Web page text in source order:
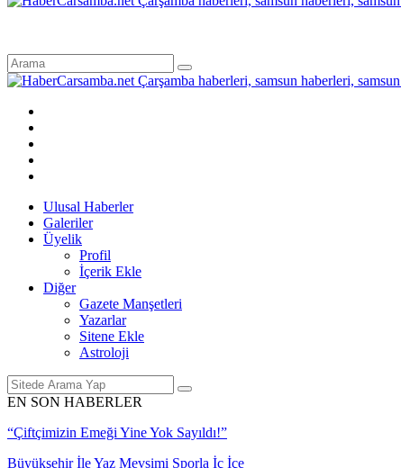
Ulusal Haberler
Galeriler
Üyelik
Profil
İçerik Ekle
Diğer
Gazete Manşetleri
Yazarlar
Sitene Ekle
Astroloji
EN SON HABERLER
“Çiftçimizin Emeği Yine Yok Sayıldı!”
Büyükşehir İle Yaz Mevsimi Sporla İç İçe